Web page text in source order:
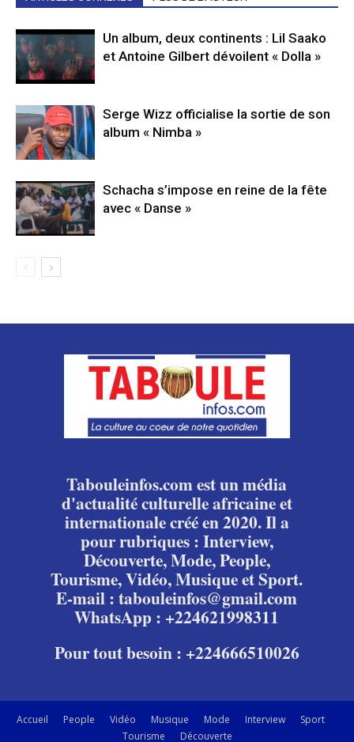
Un album, deux continents : Lil Saako
et Antoine Gilbert dévoilent « Dolla »
Serge Wizz officialise la sortie de son
album « Nimba »
Schacha s’impose en reine de la fête
avec « Danse »
Tabouleinfos.com est un média
d'actualité culturelle africaine et
internationale créé en 2020. Il a
pour rubriques : Interview,
Découverte, Mode, People,
Tourisme, Vidéo, Musique et Sport.
E-mail : tabouleinfos@gmail.com
WhatsApp : +224621998311
Pour tout besoin : +224666510026
Accueil People Vidéo Musique Mode Interview
Sport
Tourisme
Découverte